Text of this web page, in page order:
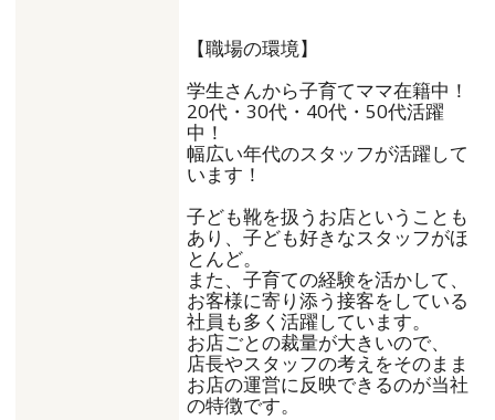
【職場の環境】
学生さんから子育てママ在籍中！
20代・30代・40代・50代活躍
中！
幅広い年代のスタッフが活躍して
います！
子ども靴を扱うお店ということも
あり、子ども好きなスタッフがほ
とんど。
また、子育ての経験を活かして、
お客様に寄り添う接客をしている
社員も多く活躍しています。
お店ごとの裁量が大きいので、
店長やスタッフの考えをそのまま
お店の運営に反映できるのが当社
の特徴です。